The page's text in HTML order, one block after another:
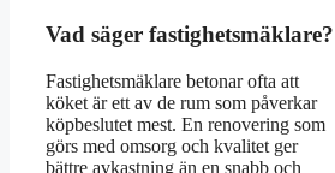
Vad säger fastighetsmäklare?
Fastighetsmäklare betonar ofta att
köket är ett av de rum som påverkar
köpbeslutet mest. En renovering som
görs med omsorg och kvalitet ger
bättre avkastning än en snabb och